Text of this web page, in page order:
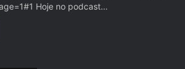
Hoje no podcast…